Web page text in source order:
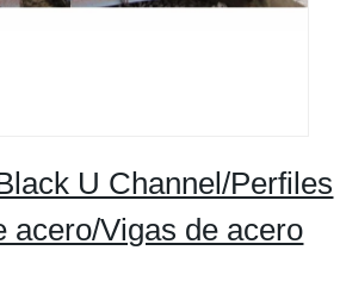
U Channel/Perfiles
acero/Vigas de acero